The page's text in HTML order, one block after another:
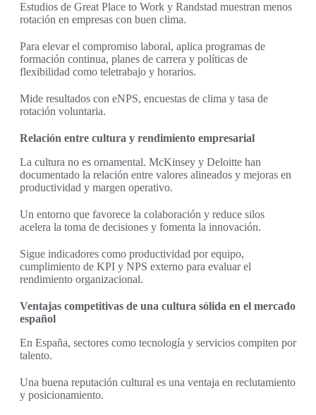
Estudios de Great Place to Work y Randstad muestran menos
rotación en empresas con buen clima.
Para elevar el compromiso laboral, aplica programas de
formación continua, planes de carrera y políticas de
flexibilidad como teletrabajo y horarios.
Mide resultados con eNPS, encuestas de clima y tasa de
rotación voluntaria.
Relación entre cultura y rendimiento empresarial
La cultura no es ornamental. McKinsey y Deloitte han
documentado la relación entre valores alineados y mejoras en
productividad y margen operativo.
Un entorno que favorece la colaboración y reduce silos
acelera la toma de decisiones y fomenta la innovación.
Sigue indicadores como productividad por equipo,
cumplimiento de KPI y NPS externo para evaluar el
rendimiento organizacional.
Ventajas competitivas de una cultura sólida en el mercado
español
En España, sectores como tecnología y servicios compiten por
talento.
Una buena reputación cultural es una ventaja en reclutamiento
y posicionamiento.